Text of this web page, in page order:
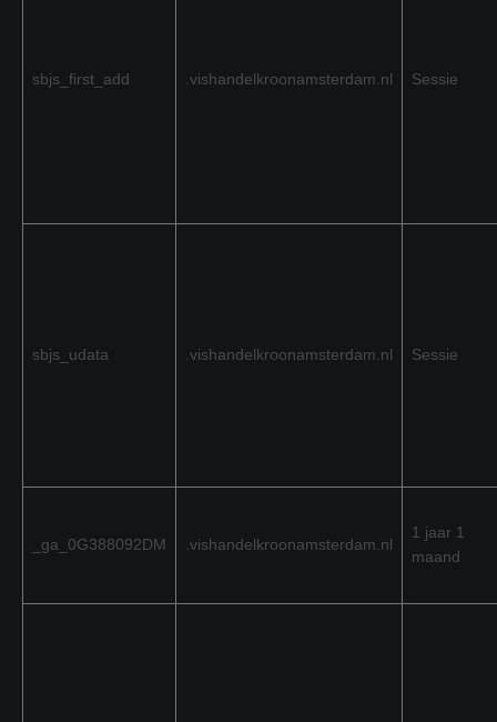
sbjs_first_add .vishandelkroonamsterdam.nl Sessie
sbjs_udata .vishandelkroonamsterdam.nl Sessie
_ga_0G388092DM .vishandelkroonamsterdam.nl
1 jaar 1
maand